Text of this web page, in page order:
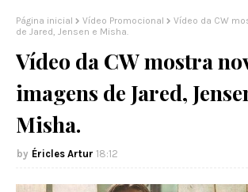
Página inicial Vídeo Promocional
Vídeo da CW
de Jared, Jensen e Misha.
Vídeo da CW mostra
imagens de Jared,
Misha.
Éricles Artur 18:12